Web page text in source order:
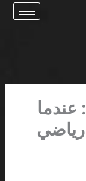
كازينو مكافأة 2026 SA: عندما